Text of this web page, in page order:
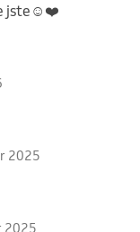
jste☺️❤️
2025
2025